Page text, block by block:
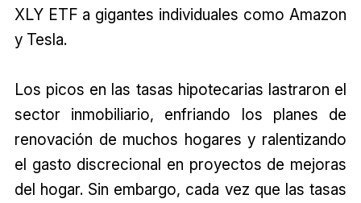
XLY ETF a gigantes individuales como Amazon
y Tesla.
Los picos en las tasas hipotecarias lastraron el
sector inmobiliario, enfriando los planes de
renovación de muchos hogares y ralentizando
el gasto discrecional en proyectos de mejoras
del hogar. Sin embargo, cada vez que las tasas